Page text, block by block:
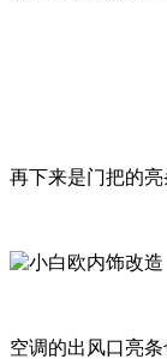
再下来是门把的亮
空调的出风口亮